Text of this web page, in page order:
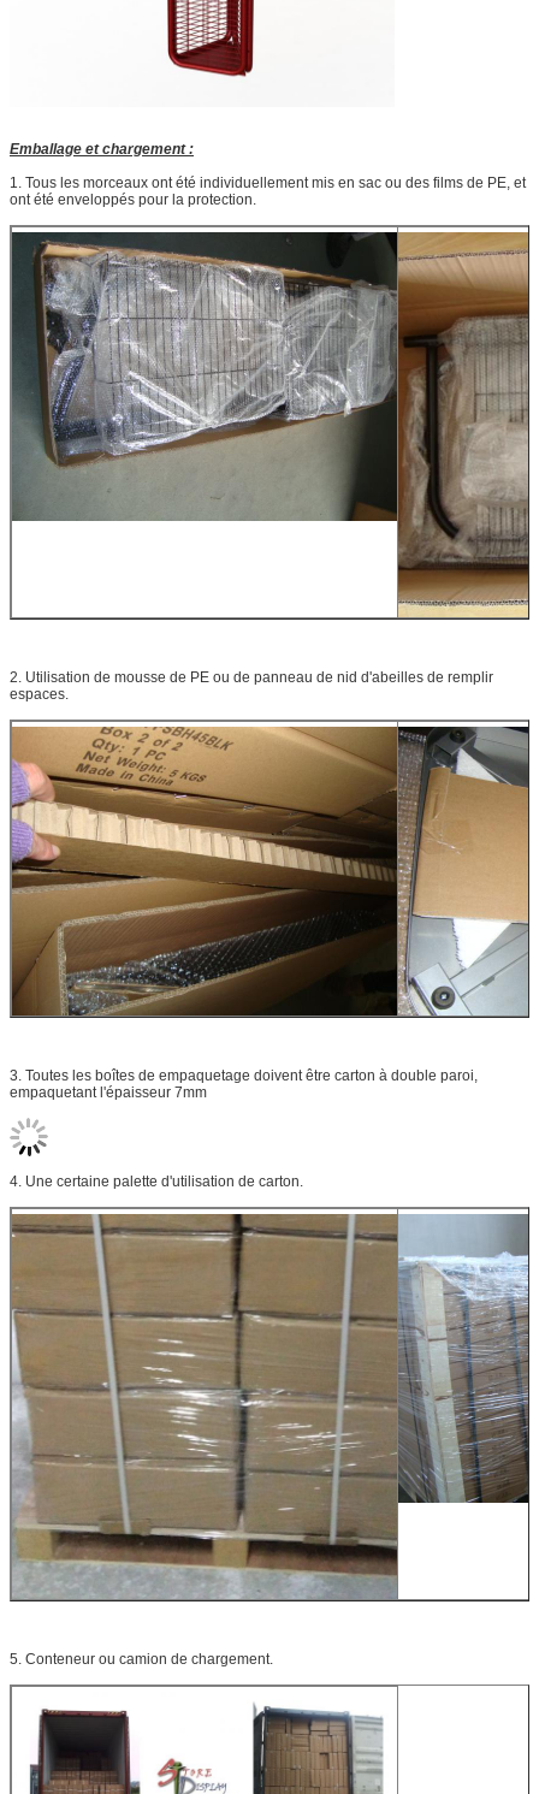
Emballage et chargement :
1. Tous les morceaux ont été individuellement mis en sac ou des films de PE, et
ont été enveloppés pour la protection.
2. Utilisation de mousse de PE ou de panneau de nid d'abeilles de remplir
espaces.
3. Toutes les boîtes de empaquetage doivent être carton à double paroi,
empaquetant l'épaisseur 7mm
4. Une certaine palette d'utilisation de carton.
5. Conteneur ou camion de chargement.